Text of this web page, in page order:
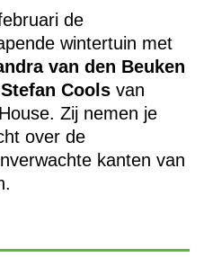
de
wintertuin met
van den Beuken
Stefan Cools van
Zij nemen je
over de
kanten van